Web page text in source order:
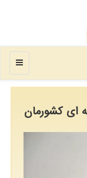
منو
ای کشورمان